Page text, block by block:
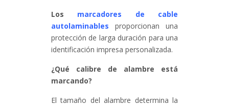
Los
marcadores de cable
autolaminables
proporcionan una
protección de larga duración para una
identificación impresa personalizada.
¿Qué calibre de alambre está
marcando?
El tamaño del alambre determina la